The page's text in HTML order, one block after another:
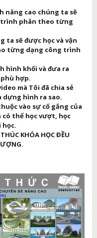
nâng cao chúng ta sẽ
trình phân theo từng
ta sẽ được học và vận
từng dạng công trình
hình khối và đưa ra
hợp.
mà Tôi đã chia sẻ
hình ra sao.
vào sự cố gắng của
có thể học vượt, học
học.
KHÓA HỌC ĐỀU